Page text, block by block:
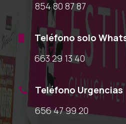
854 80 87 87
Teléfono solo
663 29 13 40

Teléfono Urgencias
656 47 99 20